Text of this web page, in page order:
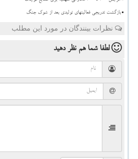
بازگشت تدریجی فعالیتهای تولیدی بعد از شوک جنگ
نظرات بینندگان در مورد این مطلب
لطفا شما همنظر دهید